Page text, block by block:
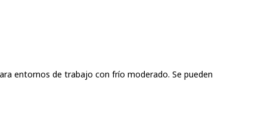
entornos de trabajo con frío moderado. Se pueden